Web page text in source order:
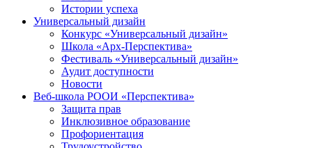
Истории успеха
Универсальный дизайн
Конкурс «Универсальный дизайн»
Школа «Арх-Перспектива»
Фестиваль «Универсальный дизайн»
Аудит доступности
Новости
Веб-школа РООИ «Перспектива»
Защита прав
Инклюзивное образование
Профориентация